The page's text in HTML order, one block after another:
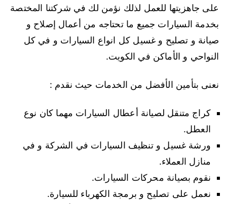
على جاهزيتها للعمل لذلك نؤمن لك في شركتنا المختصة
بخدمة السيارات جميع ما تحتاجه من أعمال إصلاح و
صيانة و تصليح و غسيل كل انواع السيارات و في كل
النواحي و الأماكن في الكويت.
نعنى بتأمين الأفضل من الخدمات حيث نقدم :
كراج متنقل لصيانة أعطال السيارات مهما كان نوع
العطل.
ورشة غسيل و تنظيف السيارات في الشركة و في
منازل العملاء.
نقوم بصيانة محركات السيارات.
نعمل على تصليح و برمجة الكهرباء للسيارة.